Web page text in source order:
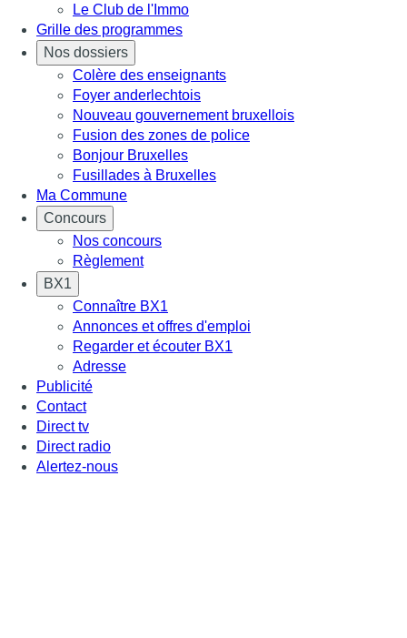
Le Club de l'Immo
Grille des programmes
Nos dossiers
Colère des enseignants
Foyer anderlechtois
Nouveau gouvernement bruxellois
Fusion des zones de police
Bonjour Bruxelles
Fusillades à Bruxelles
Ma Commune
Concours
Nos concours
Règlement
BX1
Connaître BX1
Annonces et offres d'emploi
Regarder et écouter BX1
Adresse
Publicité
Contact
Direct tv
Direct radio
Alertez-nous